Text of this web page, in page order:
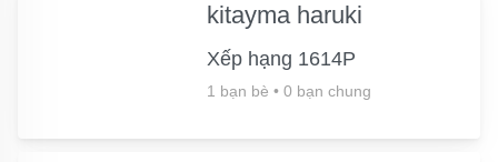
kitayma haruki
Xếp hạng 1614P
1 bạn bè • 0 bạn chung